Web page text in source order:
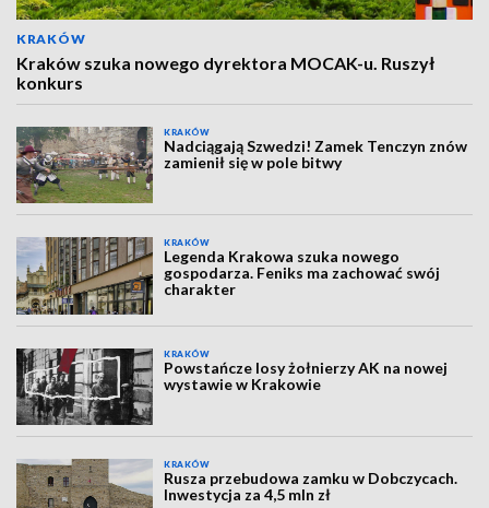
KRAKÓW
Kraków szuka nowego dyrektora MOCAK-u. Ruszył
konkurs
KRAKÓW
Nadciągają Szwedzi! Zamek Tenczyn znów
zamienił się w pole bitwy
KRAKÓW
Legenda Krakowa szuka nowego
gospodarza. Feniks ma zachować swój
charakter
KRAKÓW
Powstańcze losy żołnierzy AK na nowej
wystawie w Krakowie
KRAKÓW
Rusza przebudowa zamku w Dobczycach.
Inwestycja za 4,5 mln zł